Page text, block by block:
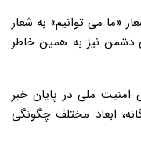
«ما می توانیم» به شعار
دشمن نیز به همین خاطر
امنیت ملی در پایان خبر
ابعاد مختلف چگونگی